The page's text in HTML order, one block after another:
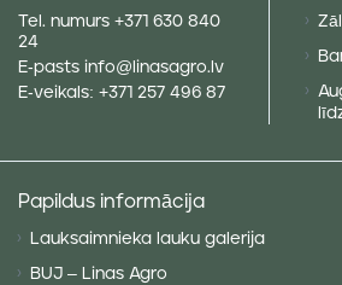
Tel. numurs +371 630 840
24
E-pasts info@linasagro.lv
E-veikals: +371 257 496 87
Papildus informācija
Lauksaimnieka lauku galerija
BUJ – Linas Agro